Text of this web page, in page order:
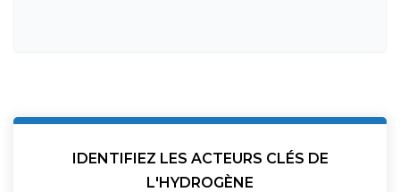
IDENTIFIEZ LES ACTEURS CLÉS DE
L'HYDROGÈNE